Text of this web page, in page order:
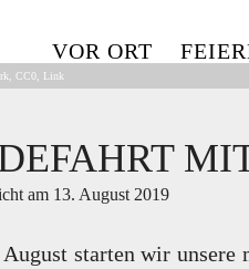
VOR ORT
CC0 Link
am 13. August 2019
starten wir